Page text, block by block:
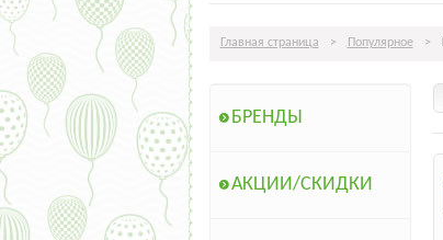
Главная страница > Популярное >
БРЕНДЫ
АКЦИИ/СКИДКИ